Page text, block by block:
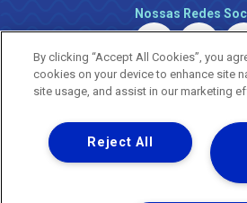
Nossas Redes
Uma empresa
Copyright ® 2026 -
Nossa natureza
By clicking “Accept All Cookies”, you
cookies on your device to enhance site
site usage, and assist in our marketing
Reject All